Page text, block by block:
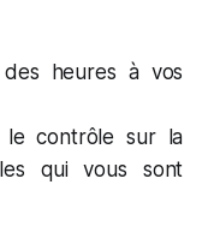
heures à vos
le contrôle sur la
qui vous sont